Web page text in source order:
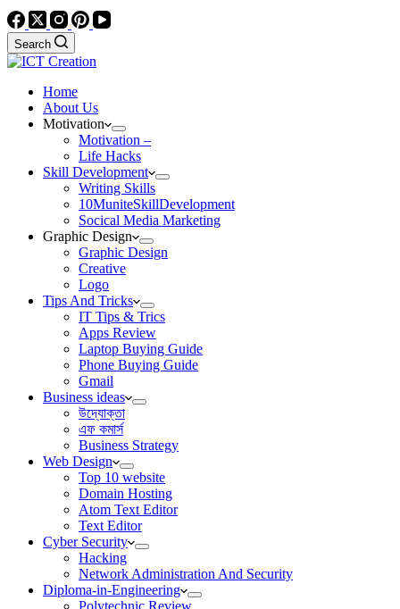
Search
Home
About Us
Motivation
Motivation –
Life Hacks
Skill Development
Writing Skills
10MuniteSkillDevelopment
Socical Media Marketing
Graphic Design
Graphic Design
Creative
Logo
Tips And Tricks
IT Tips & Trics
Apps Review
Laptop Buying Guide
Phone Buying Guide
Gmail
Business ideas
উদ্যোক্তা
এফ কমার্স
Business Strategy
Web Design
Top 10 website
Domain Hosting
Atom Text Editor
Text Editor
Cyber Security
Hacking
Network Administration And Security
Diploma-in-Engineering
Polytechnic Review